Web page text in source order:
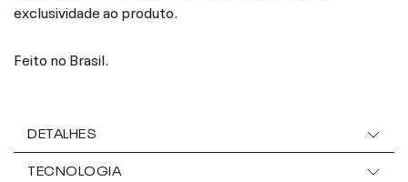
exclusividade ao produto.
Feito no Brasil.
DETALHES
TECNOLOGIA